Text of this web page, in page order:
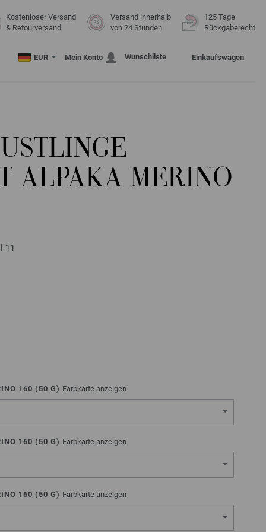
Kostenloser Versand
& Retourversand
Versand innerhalb
von 24 Stunden
125 Tage
Rückgaberecht
EUR Mein Konto Wunschliste Einkaufswagen
ALPAKA MERINO
11
160 ( 50 G) Farbkarte anzeigen
160 ( 50 G) Farbkarte anzeigen
160 ( 50 G) Farbkarte anzeigen